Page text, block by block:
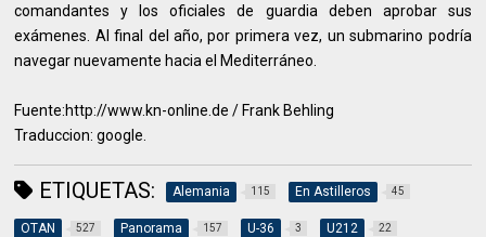
comandantes y los oficiales de guardia deben aprobar sus
exámenes. Al final del año, por primera vez, un submarino podría
navegar nuevamente hacia el Mediterráneo.
Fuente:http://www.kn-online.de / Frank Behling
Traduccion: google.
ETIQUETAS: Alemania 115 En Astilleros 45
OTAN 527 Panorama 157 U-36 3 U212 22